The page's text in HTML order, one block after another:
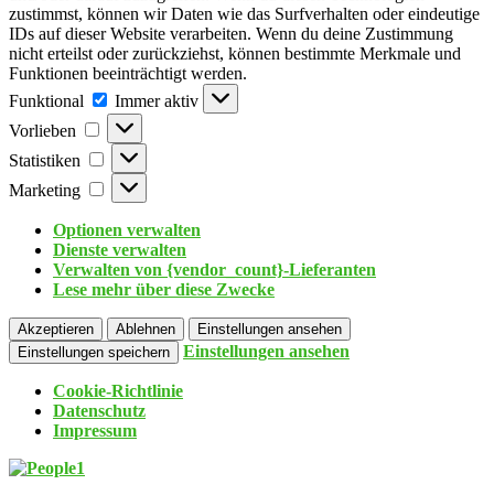
zustimmst, können wir Daten wie das Surfverhalten oder eindeutige
IDs auf dieser Website verarbeiten. Wenn du deine Zustimmung
nicht erteilst oder zurückziehst, können bestimmte Merkmale und
Funktionen beeinträchtigt werden.
Funktional
Immer aktiv
Vorlieben
Statistiken
Marketing
Optionen verwalten
Dienste verwalten
Verwalten von {vendor_count}-Lieferanten
Lese mehr über diese Zwecke
Akzeptieren Ablehnen
Einstellungen ansehen
Einstellungen speichern
Einstellungen ansehen
Cookie-Richtlinie
Datenschutz
Impressum